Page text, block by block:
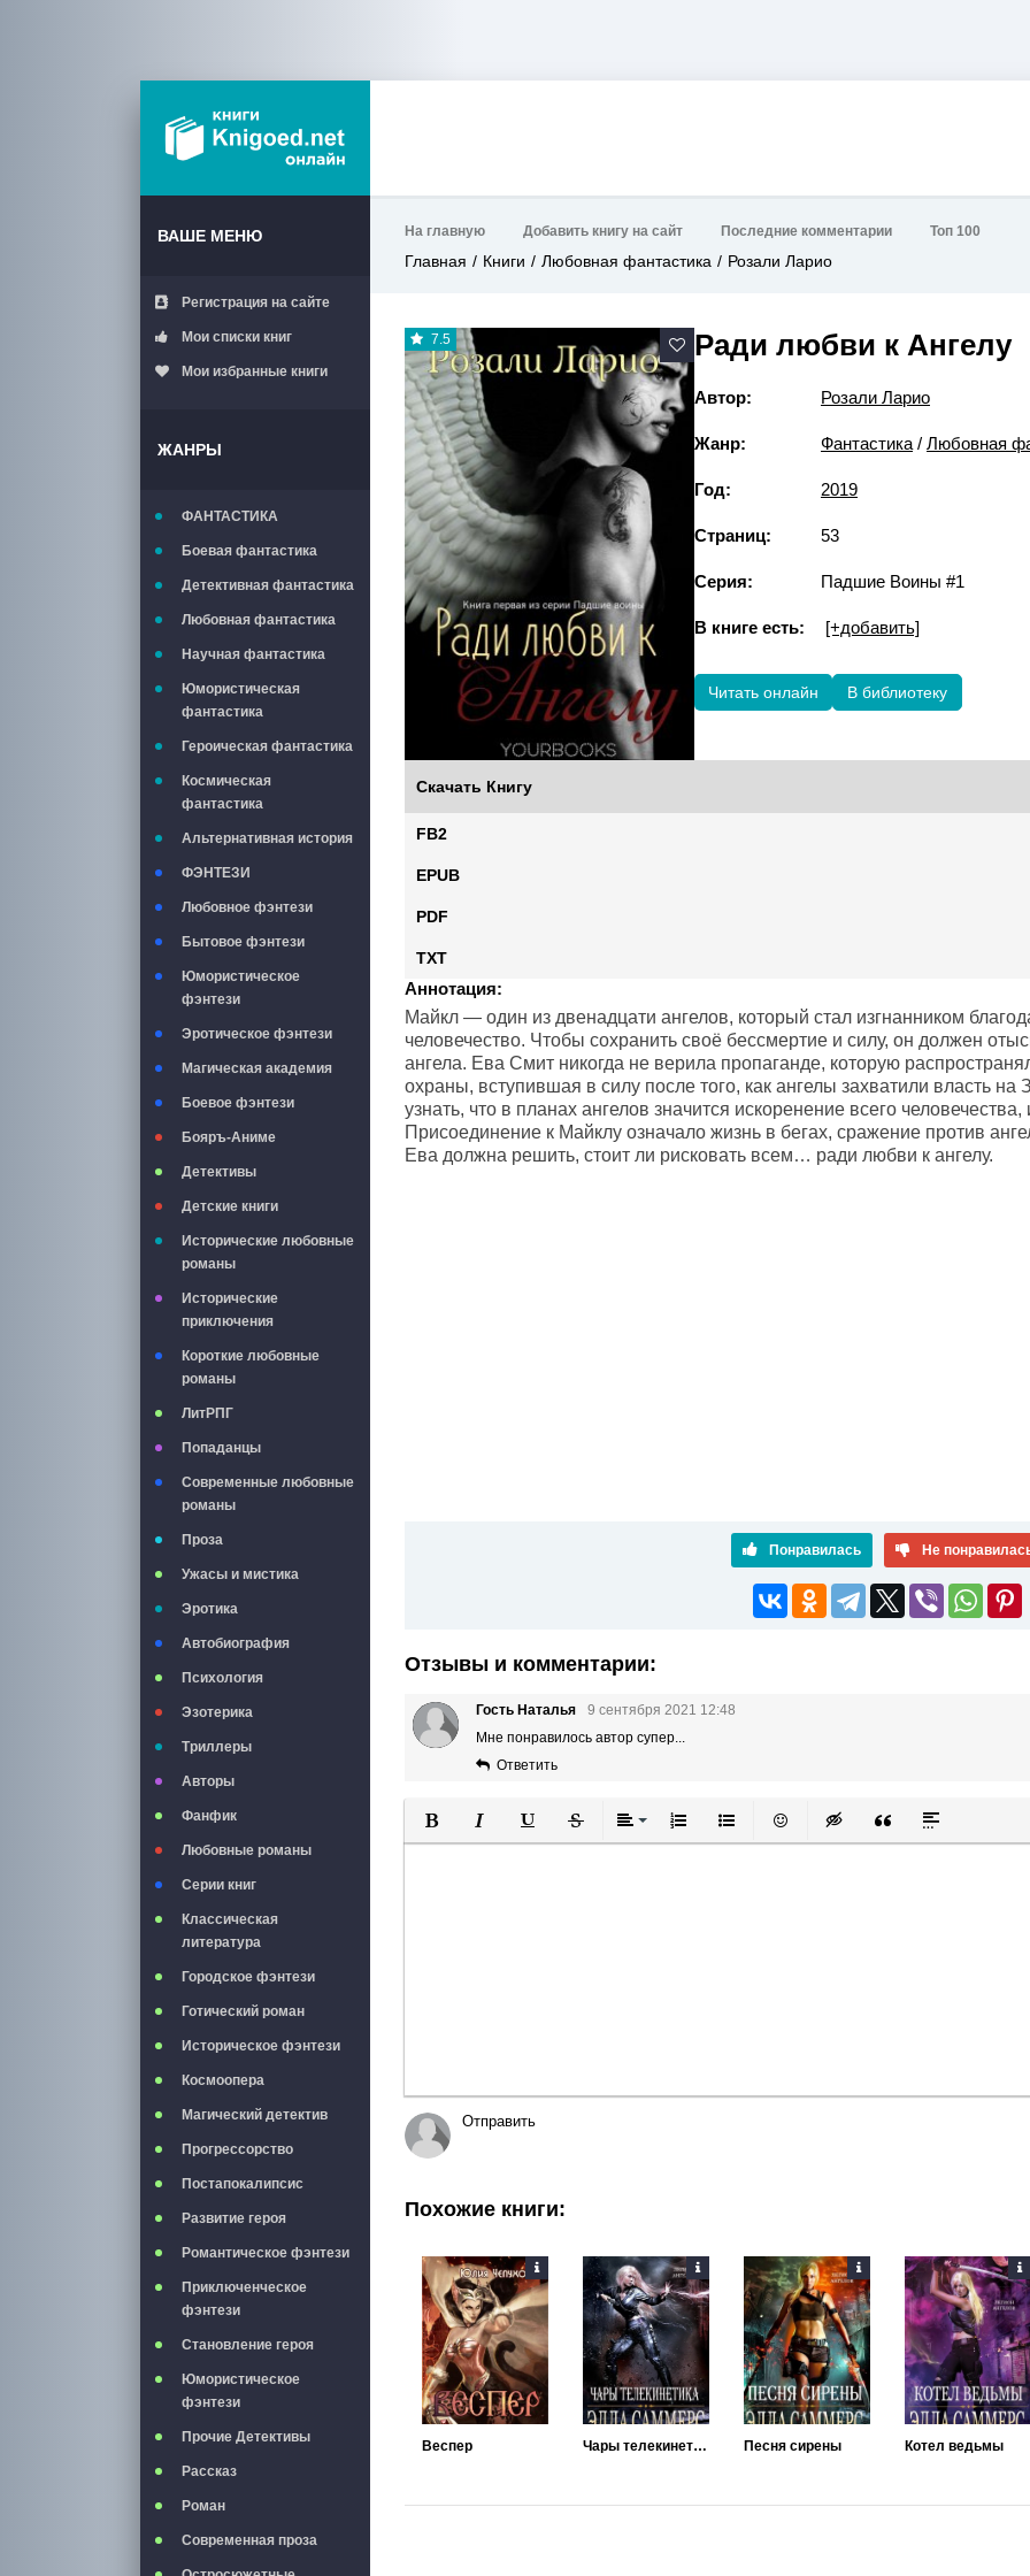
ВАШЕ МЕНЮ
Регистрация на сайте
Мои списки книг
Мои избранные книги
ЖАНРЫ
ФАНТАСТИКА
Боевая фантастика
Детективная фантастика
Любовная фантастика
Научная фантастика
Юмористическая
фантастика
Героическая фантастика
Космическая
фантастика
Альтернативная история
ФЭНТЕЗИ
Любовное фэнтези
Бытовое фэнтези
Юмористическое
фэнтези
Эротическое фэнтези
Магическая академия
Боевое фэнтези
Бояръ-Аниме
Детективы
Детские книги
Исторические любовные
романы
Исторические
приключения
Короткие любовные
романы
ЛитРПГ
Попаданцы
Современные любовные
романы
Проза
Ужасы и мистика
Эротика
Автобиография
Психология
Эзотерика
Триллеры
Авторы
Фанфик
Любовные романы
Серии книг
Классическая
литература
Городское фэнтези
Готический роман
Историческое фэнтези
Космоопера
Магический детектив
Прогрессорство
Постапокалипсис
Развитие героя
Романтическое фэнтези
Приключенческое
фэнтези
Становление героя
Юмористическое
фэнтези
Прочие Детективы
Рассказ
Роман
Современная проза
На главную Добавить книгу на сайт Последние комментарии Топ 100
Главная Книги Любовная фантастика Розали Ларио
7.5 Ради любви к Ангелу
Автор: Розали Ларио
Жанр: Фантастика / Любовная
Год: 2019
Страниц: 53
Серия: Падшие Воины #1
В книге есть: [+добавить]
Читать онлайн В библиотеку
Скачать Книгу
FB2
EPUB
PDF
TXT
Аннотация:
Майкл — один из двенадцати ангелов, который стал изгнанником
человечество. Чтобы сохранить своё бессмертие и силу, он должен
ангела. Ева Смит никогда не верила пропаганде, которую
охраны, вступившая в силу после того, как ангелы захватили власть
узнать, что в планах ангелов значится искоренение всего
Присоединение к Майклу означало жизнь в бегах, сражение против
Ева должна решить, стоит ли рисковать всем… ради любви к ангелу.
Понравилась Не
Отзывы и комментарии:
Гость Наталья
9 сентября 2021 12:48
Мне понравилось автор супер...
Ответить
Полужирный
КурсивПодчеркнутый
ЗачеркнутыйВыравнивание
Нумерованный список
Маркированный список
Вставить смайлик
Вставка скрытого текста
Вставка цитаты
Вставка
Отправить
Похожие книги:
Веспер Чары телекинетика Песня сирены Котел ведьмы